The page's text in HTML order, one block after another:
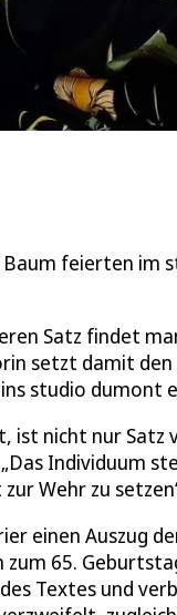
feierten im
Satz findet
setzt damit
studio dumont
nicht nur Satz
Individuum
Wehr zu
einen Auszug
65.
Textes und